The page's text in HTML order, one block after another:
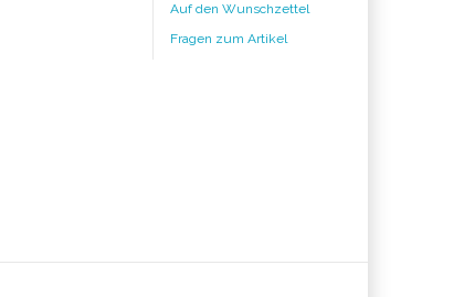
Auf den Wunschzettel
Fragen zum Artikel